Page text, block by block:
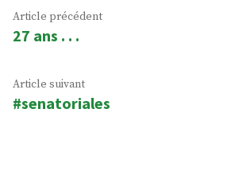
Navigation
de
Article précédentArticle
27 ans . . .
Article suivantArticle
suivant
#senatoriales